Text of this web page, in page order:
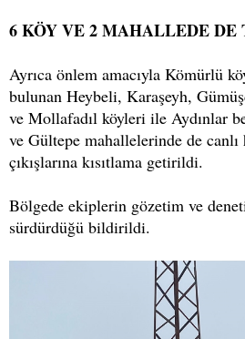
6 KÖY VE 2 MAHALLEDE
Ayrıca önlem amacıyla Kömürlü
bulunan Heybeli, Karaşeyh,
ve Mollafadıl köyleri ile Aydınlar
ve Gültepe mahallelerinde de
çıkışlarına kısıtlama getirildi.
Bölgede ekiplerin gözetim ve
sürdürdüğü bildirildi.